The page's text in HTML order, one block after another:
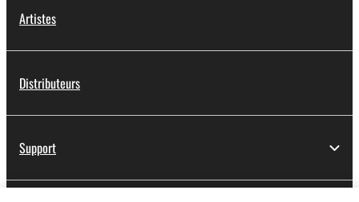
Artistes
Distributeurs
Support